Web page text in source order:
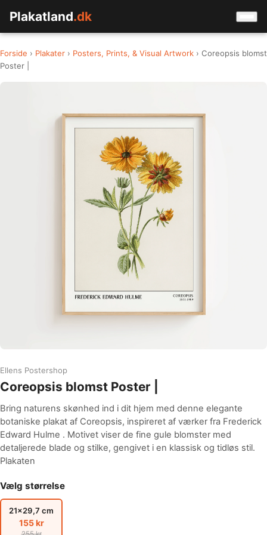
Plakatland.dk
Forside › Plakater › Posters, Prints, & Visual Artwork › Coreopsis blomst
Poster |
Ellens Postershop
Coreopsis blomst Poster |
Bring naturens skønhed ind i dit hjem med denne elegante
botaniske plakat af Coreopsis, inspireret af værker fra Frederick
Edward Hulme . Motivet viser de fine gule blomster med
detaljerede blade og stilke, gengivet i en klassisk og tidløs stil.
Plakaten
Vælg størrelse
21x29,7 cm
155 kr